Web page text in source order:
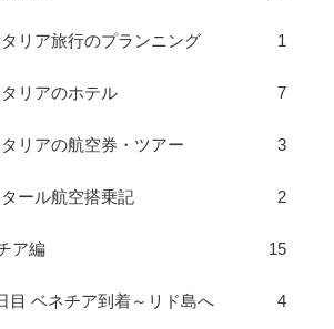
リア旅行のプランニング 1
リアのホテル 7
リアの航空券・ツアー 3
タール航空搭乗記 2
ア編 15
目 ベネチア到着～リド島へ 4